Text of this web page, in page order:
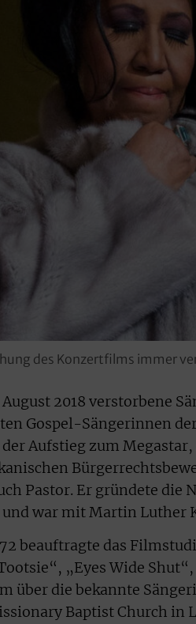
des Konzertfilms immer
August 2018 verstorbene
Gospel-Sängerinnen
der Aufstieg zum
Pastor. Er gründete die
war mit Martin Luther
beauftragte das
„Eyes Wide
über die bekannte
Baptist Church in